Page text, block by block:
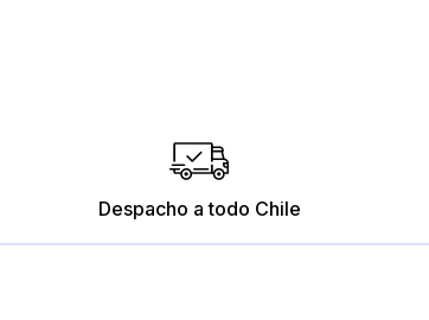
Despacho a todo Chile